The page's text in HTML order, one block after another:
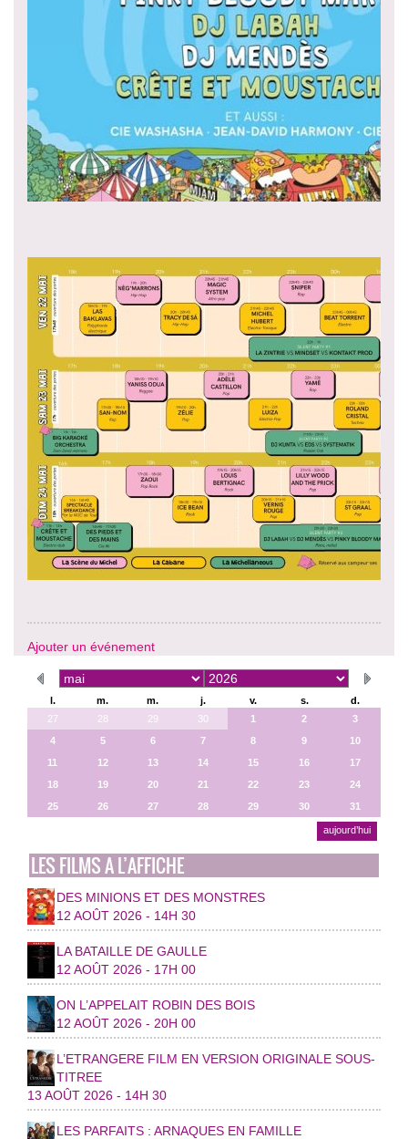
Ajouter un événement
l. m. m. j. v. s.
d.
27
28 29 30 1 2
3
4
5 6 7 8 9
10
11
12 13 14 15 16
17
18
19 20 21 22 23
24
25
26 27 28 29 30 31
aujourd’hui
LES FILMS A L’AFFICHE
DES MINIONS ET DES MONSTRES
12 AOÛT 2026 - 14H 30
LA BATAILLE DE GAULLE
12 AOÛT 2026 - 17H 00
ON L’APPELAIT ROBIN DES BOIS
12 AOÛT 2026 - 20H 00
L’ETRANGERE FILM EN VERSION ORIGINALE SOUS-
TITREE
13 AOÛT 2026 - 14H 30
LES PARFAITS : ARNAQUES EN FAMILLE